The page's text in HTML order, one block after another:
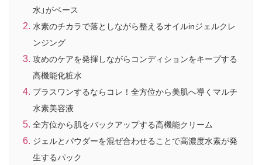
水」がベース
水素のチカラで落としながら整えるオイルinジェルクレ
ンジング
攻めのケアを発揮しながらコンディションをキープする
高機能化粧水
プラスワンするならコレ！全方位から美肌へ導くマルチ
水素美容液
全方位から肌をバックアップする高機能クリーム
ジェルとパウダーを混ぜ合わせることで高濃度水素が発
生するパック